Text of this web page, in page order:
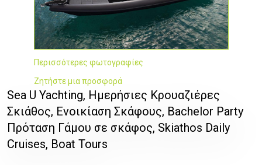
Περισσότερες φωτογραφίες
Ζητήστε μια προσφορά
Sea U Yachting, Ημερήσιες Κρουαζιέρες
Σκιάθος, Ενοικίαση Σκάφους, Bachelor Party
Πρόταση Γάμου σε σκάφος, Skiathos Daily
Cruises, Boat Tours